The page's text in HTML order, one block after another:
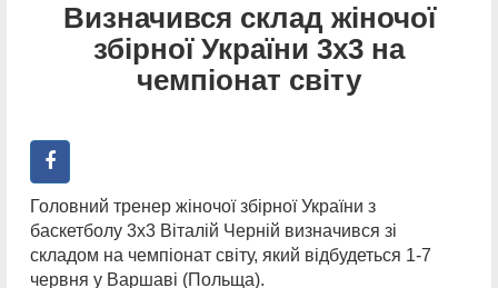
Визначився склад жіночої
збірної України 3х3 на
чемпіонат світу
Головний тренер жіночої збірної України з
баскетболу 3х3 Віталій Черній визначився зі
складом на чемпіонат світу, який відбудеться 1-7
червня у Варшаві (Польща).